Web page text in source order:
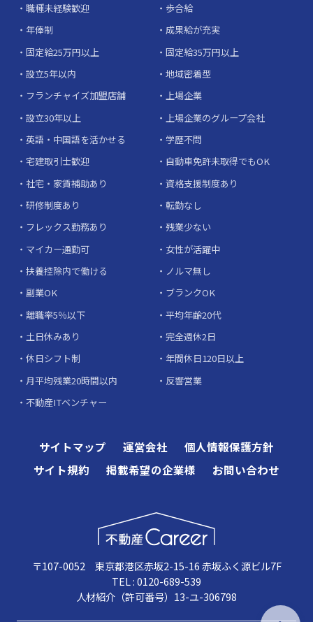
職種未経験歓迎
歩合給
年俸制
成果給が充実
固定給25万円以上
固定給35万円以上
設立5年以内
地域密着型
フランチャイズ加盟店舗
上場企業
設立30年以上
上場企業のグループ会社
英語・中国語を活かせる
学歴不問
宅建取引士歓迎
自動車免許未取得でもOK
社宅・家賃補助あり
資格支援制度あり
研修制度あり
転勤なし
フレックス勤務あり
残業少ない
マイカー通勤可
女性が活躍中
扶養控除内で働ける
ノルマ無し
副業OK
ブランクOK
離職率5％以下
平均年齢20代
土日休みあり
完全週休2日
休日シフト制
年間休日120日以上
月平均残業20時間以内
反響営業
不動産ITベンチャー
サイトマップ 運営会社
個人情報保護方針
サイト規約
掲載希望の企業様 お問い合わせ
〒107-0052 東京都港区赤坂2-15-16 赤坂ふく源ビル7F
TEL : 0120-689-539
人材紹介（許可番号）13-ユ-306798